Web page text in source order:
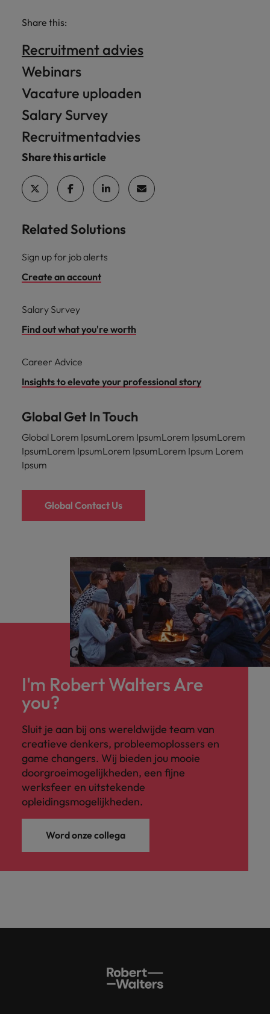
Share this:
Recruitment advies
Webinars
Vacature uploaden
Salary Survey
Recruitmentadvies
Share this article
Related Solutions
Sign up for job alerts
Create an account
Salary Survey
Find out what you're worth
Career Advice
Insights to elevate your professional story
Global Get In Touch
Global Lorem IpsumLorem IpsumLorem IpsumLorem
IpsumLorem IpsumLorem IpsumLorem Ipsum Lorem
Ipsum
Global Contact Us
I'm Robert Walters Are
you?
Sluit je aan bij ons wereldwijde team van
creatieve denkers, probleemoplossers en
game changers. Wij bieden jou mooie
doorgroeimogelijkheden, een fijne
werksfeer en uitstekende
opleidingsmogelijkheden.
Word onze collega